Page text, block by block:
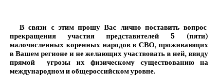
В связи с этим прошу Вас лично поставить вопрос
прекращения участия представителей 5 (пяти)
малочисленных коренных народов в СВО, проживающих
в Вашем регионе и не желающих участвовать в ней, ввиду
прямой угрозы их физическому существованию на
международном и общероссийском уровне.